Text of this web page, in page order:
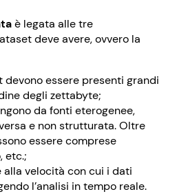
è legata alle tre
deve avere, ovvero la
devono essere presenti grandi
degli zettabyte;
da fonti eterogenee,
e non strutturata. Oltre
essere comprese
etc.;
alla velocità con cui i dati
l’analisi in tempo reale.